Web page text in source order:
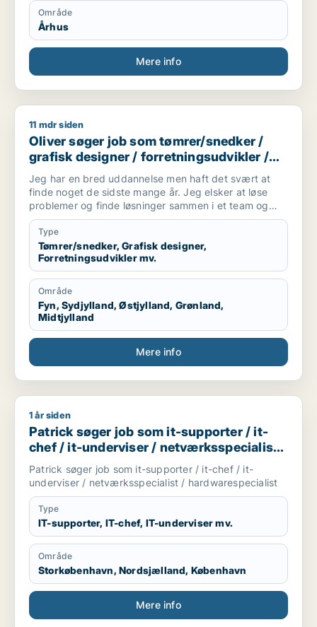
Område
Århus
Mere info
Oliver søger job som tømrer/snedker / grafisk designer /
11 mdr siden
Oliver søger job som tømrer/snedker /
grafisk designer / forretningsudvikler /
kreativ medarbejder / driftsleder
Jeg har en bred uddannelse men haft det svært at
finde noget de sidste mange år. Jeg elsker at løse
problemer og finde løsninger sammen i et team og
alene.
Jeg er akademisk men også hands on (ingeniør og
snedker). Jeg har laved forskellige tømre arbejde
privat, arbejder forskellige produktions virksomheder,
kan bruge mine hænder, læse og laver tekniske
tegninger. Godt til at skitsere ideer, visualiserer,
kommunikation i 7 sproget. Elsker at hjælpe og lede
mennesker. Innovation eller prototype udvikling fra
Idee til produktion er interessant hvor man også skal
bruger sine hænder. Nye tekknologier some AI/KI.
Internationale virksomheder.
Type
Tømrer/snedker, Grafisk designer,
Forretningsudvikler mv.
Område
Fyn, Sydjylland, Østjylland, Grønland,
Midtjylland
Mere info
Patrick søger job som it-supporter / it-chef / it-underviser /
1 år siden
Patrick søger job som it-supporter / it-
chef / it-underviser / netværksspecialist /
hardwarespecialist
Patrick søger job som it-supporter / it-chef / it-
underviser / netværksspecialist / hardwarespecialist
Type
IT-supporter, IT-chef, IT-underviser mv.
Område
Storkøbenhavn, Nordsjælland, København
Mere info